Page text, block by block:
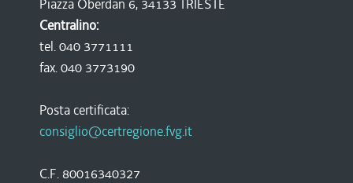
Piazza Oberdan 6, 34133 TRIESTE
Centralino:
tel. 040 3771111
fax. 040 3773190
Posta certificata:
consiglio@certregione.fvg.it
C.F. 80016340327